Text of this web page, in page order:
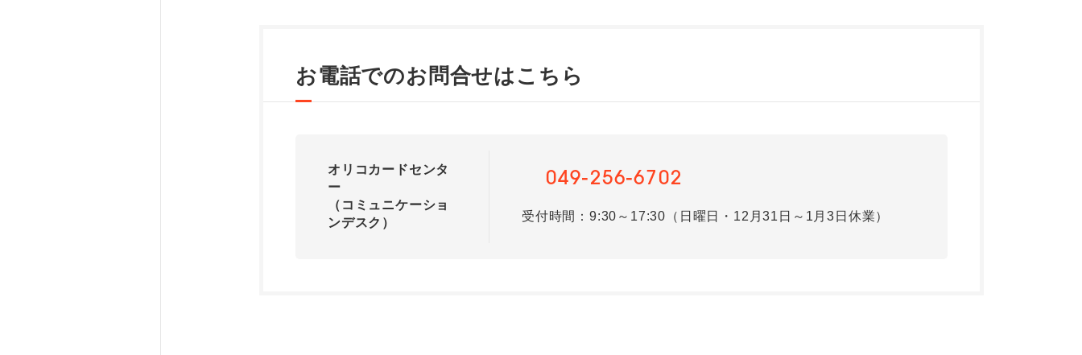
お電話でのお問合せはこちら
オリコカードセンタ
ー
（コミュニケーショ
ンデスク）
049-256-6702
受付時間：9:30～17:30（日曜日・12月31日～1月3日休業）